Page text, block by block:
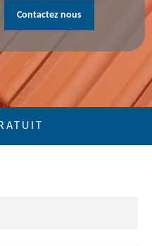
Contactez nous